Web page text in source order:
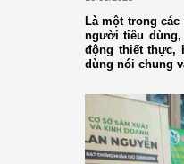
Là một trong
người tiêu dùng,
động thiết thực,
dùng nói chung